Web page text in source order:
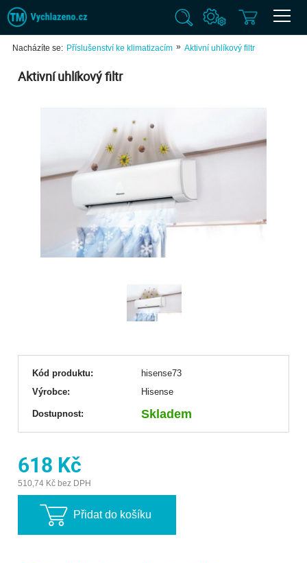
Nacházíte se: Příslušenství ke klimatizacím » Aktivní uhlíkový filtr
Aktivní uhlíkový filtr
Kód produktu:
hisense73
Výrobce:
Hisense
Dostupnost: Skladem
618 Kč
510,74 Kč bez DPH
Přidat do košíku